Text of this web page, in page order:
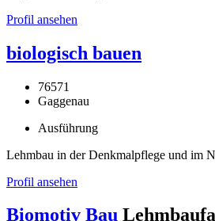
Profil ansehen
biologisch bauen
76571
Gaggenau
Ausführung
Lehmbau in der Denkmalpflege und im
Profil ansehen
Biomotiv Bau